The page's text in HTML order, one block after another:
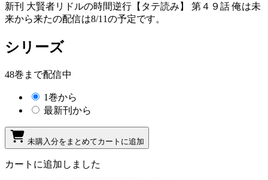
新刊 大賢者リドルの時間逆行【タテ読み】 第４９話 俺は未
来から来たの配信は8/11の予定です。
シリーズ
48巻まで配信中
1巻から
最新刊から
未購入分をまとめてカートに追加
カートに追加しました